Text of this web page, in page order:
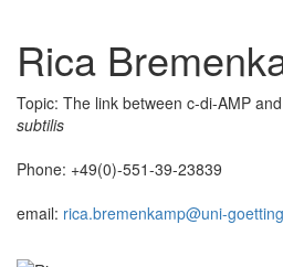
Rica
Topic: The link between c-di-AMP
subtilis
Phone: +49(0)-551-39-23839
email: rica.bremenkamp@uni-